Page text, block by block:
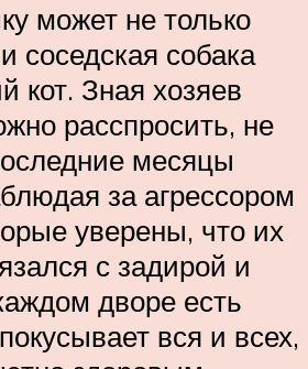
может не только
соседская собака
кот. Зная хозяев
расспросить, не
месяцы
за агрессором
уверены, что их
с задирой и
дворе есть
вся и всех,